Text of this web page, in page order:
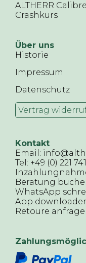
ALTHERR Calibre
Crashkurs
Über uns
Historie
Impressum
Datenschutz
Vertrag
Kontakt
Email:
Tel: +49 (0) 221
Beratung
WhatsApp
App
Retoure